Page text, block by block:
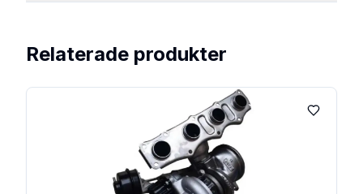
Relaterade produkter
Lägg till